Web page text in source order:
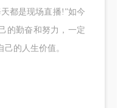
都是现场直播!”如今
的勤奋和努力，一定
的人生价值。